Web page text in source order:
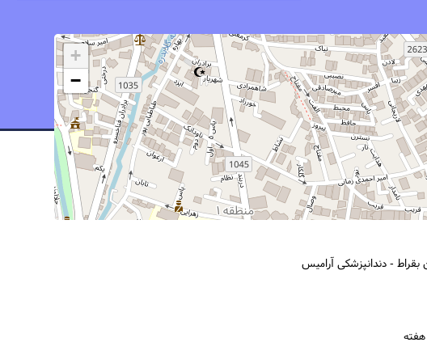
+
−
- دندانپزشکی آرامیس